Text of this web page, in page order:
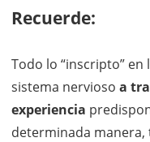
Recuerde:
Todo lo “inscripto”
sistema nervioso a
experiencia
determinada